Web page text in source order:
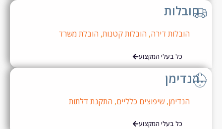
הובלות דירה,הובלות קטנות,הובלת משרד
כל בעלי המקצוע
,שיפוצים כלליים, התקנת דלתות
כל בעלי המקצוע